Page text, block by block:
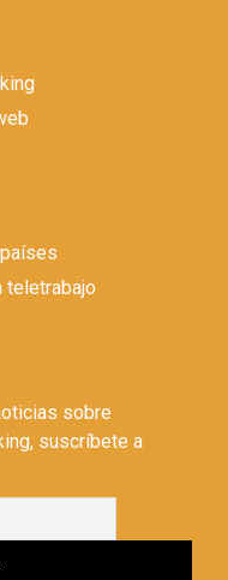
teletrabajo
sobre
suscríbete a